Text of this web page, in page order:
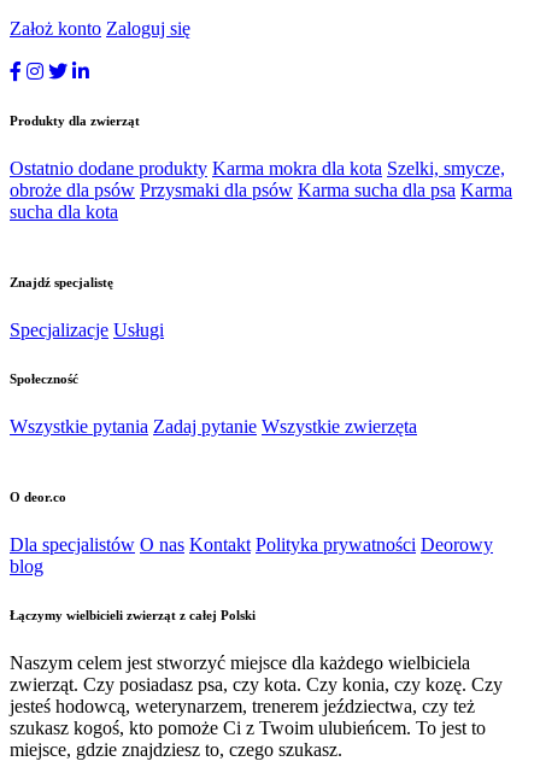
Założ konto Zaloguj się
Produkty dla zwierząt
Ostatnio dodane produkty Karma mokra dla kota Szelki, smycze,
obroże dla psów Przysmaki dla psów Karma sucha dla psa Karma
sucha dla kota
Znajdź specjalistę
Specjalizacje Usługi
Społeczność
Wszystkie pytania Zadaj pytanie Wszystkie zwierzęta
O deor.co
Dla specjalistów O nas Kontakt Polityka prywatności Deorowy
blog
Łączymy wielbicieli zwierząt z całej Polski
Naszym celem jest stworzyć miejsce dla każdego wielbiciela
zwierząt. Czy posiadasz psa, czy kota. Czy konia, czy kozę. Czy
jesteś hodowcą, weterynarzem, trenerem jeździectwa, czy też
szukasz kogoś, kto pomoże Ci z Twoim ulubieńcem. To jest to
miejsce, gdzie znajdziesz to, czego szukasz.